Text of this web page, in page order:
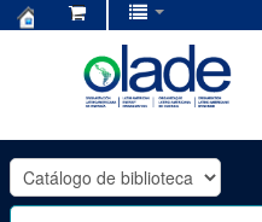
OLADE
-